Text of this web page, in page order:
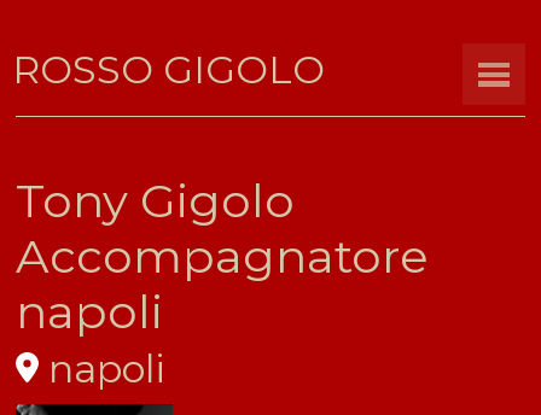
ROSSO GIGOLO
Tony Gigolo
Accompagnatore
napoli
napoli